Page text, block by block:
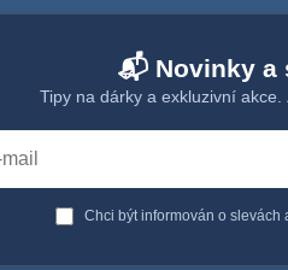
📬 Novinky a
Tipy na dárky a exkluzivní
Chci být informován o slevách